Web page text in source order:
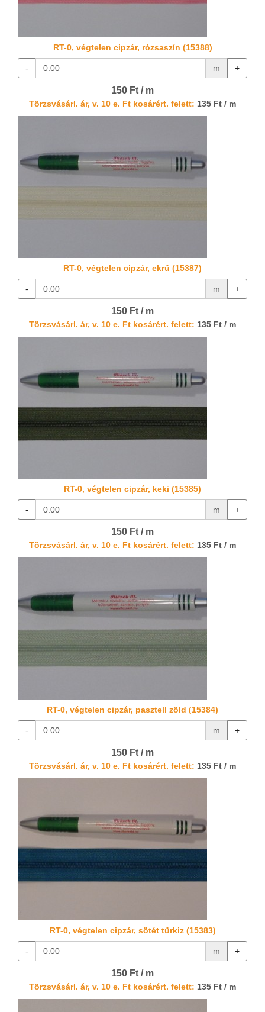
RT-0, végtelen cipzár, rózsaszín (15388)
- m +
150 Ft / m
Törzsvásárl. ár, v. 10 e. Ft kosárért. felett: 135 Ft / m
RT-0, végtelen cipzár, ekrü (15387)
- m +
150 Ft / m
Törzsvásárl. ár, v. 10 e. Ft kosárért. felett: 135 Ft / m
RT-0, végtelen cipzár, keki (15385)
- m +
150 Ft / m
Törzsvásárl. ár, v. 10 e. Ft kosárért. felett: 135 Ft / m
RT-0, végtelen cipzár, pasztell zöld (15384)
- m +
150 Ft / m
Törzsvásárl. ár, v. 10 e. Ft kosárért. felett: 135 Ft / m
RT-0, végtelen cipzár, sötét türkiz (15383)
- m +
150 Ft / m
Törzsvásárl. ár, v. 10 e. Ft kosárért. felett: 135 Ft / m